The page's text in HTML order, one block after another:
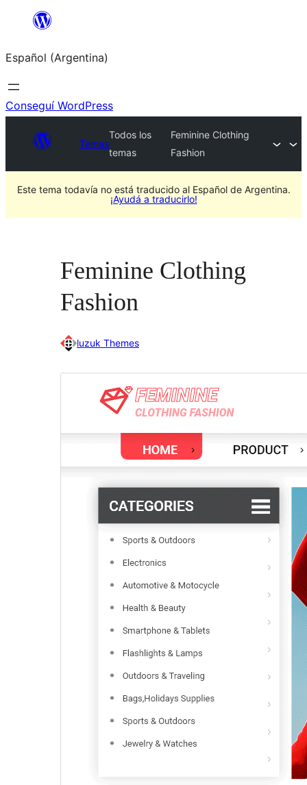
Saltar
contenido
Español (Argentina)
Conseguí WordPress
Temas
Todos los
temas
Feminine Clothing
Fashion
Este tema todavía no está traducido al Español de Argentina.
¡Ayudá a traducirlo!
Feminine Clothing
Fashion
luzuk Themes